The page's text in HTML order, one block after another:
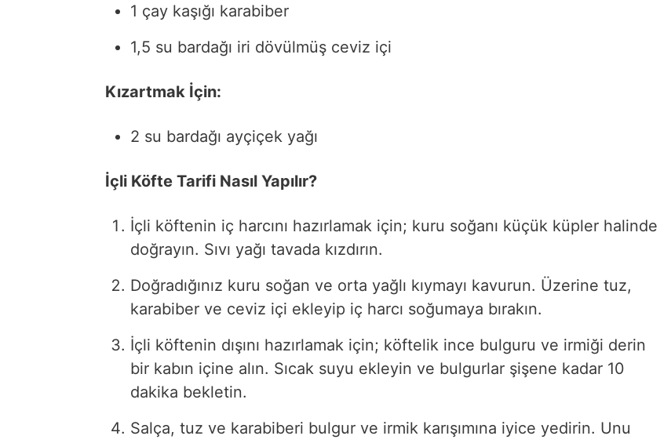
1 çay kaşığı karabiber
1,5 su bardağı iri dövülmüş ceviz içi
Kızartmak İçin:
2 su bardağı ayçiçek yağı
İçli Köfte Tarifi Nasıl Yapılır?
İçli köftenin iç harcını hazırlamak için; kuru soğanı küçük küpler halinde
doğrayın. Sıvı yağı tavada kızdırın.
Doğradığınız kuru soğan ve orta yağlı kıymayı kavurun. Üzerine tuz,
karabiber ve ceviz içi ekleyip iç harcı soğumaya bırakın.
İçli köftenin dışını hazırlamak için; köftelik ince bulguru ve irmiği derin
bir kabın içine alın. Sıcak suyu ekleyin ve bulgurlar şişene kadar 10
dakika bekletin.
Salça, tuz ve karabiberi bulgur ve irmik karışımına iyice yedirin. Unu